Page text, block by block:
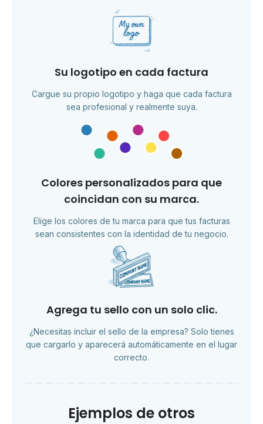
Su logotipo en cada factura
Cargue su propio logotipo y haga que cada factura
sea profesional y realmente suya.
Colores personalizados para que
coincidan con su marca.
Elige los colores de tu marca para que tus facturas
sean consistentes con la identidad de tu negocio.
Agrega tu sello con un solo clic.
¿Necesitas incluir el sello de la empresa? Solo tienes
que cargarlo y aparecerá automáticamente en el lugar
correcto.
Ejemplos de otros